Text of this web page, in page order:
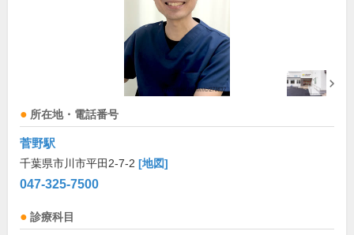
所在地・電話番号
菅野駅
千葉県市川市平田2-7-2 [地図]
047-325-7500
診療科目